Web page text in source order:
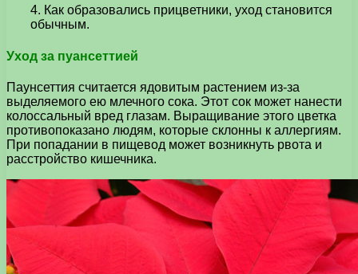
4. Как образовались прицветники, уход становится
обычным.
Уход за пуансеттией
Паунсеттия считается ядовитым растением из-за
выделяемого ею млечного сока. Этот сок может нанести
колоссальный вред глазам. Выращивание этого цветка
противопоказано людям, которые склонны к аллергиям.
При попадании в пищевод может возникнуть рвота и
расстройство кишечника.